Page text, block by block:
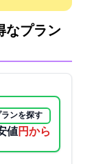
なプラン
ランを探す
値8500円から